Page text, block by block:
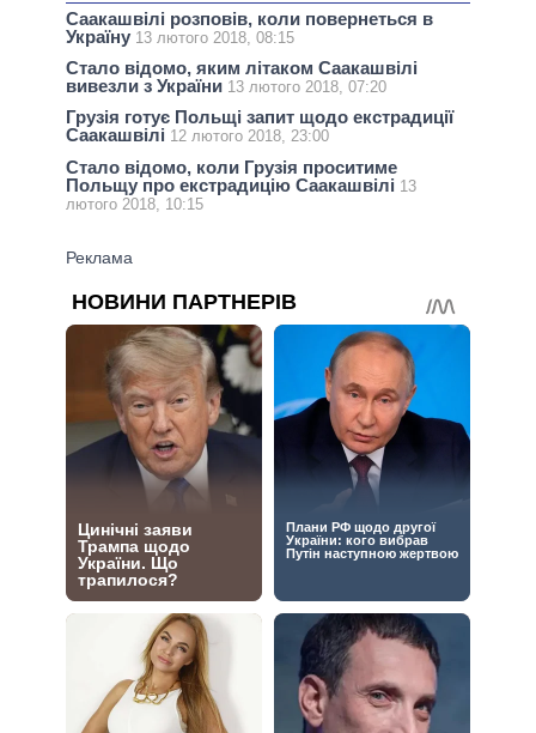
Саакашвілі розповів, коли повернеться в
Україну 13 лютого 2018, 08:15
Стало відомо, яким літаком Саакашвілі
вивезли з України 13 лютого 2018, 07:20
Грузія готує Польщі запит щодо екстрадиції
Саакашвілі 12 лютого 2018, 23:00
Стало відомо, коли Грузія проситиме
Польщу про екстрадицію Саакашвілі 13
лютого 2018, 10:15